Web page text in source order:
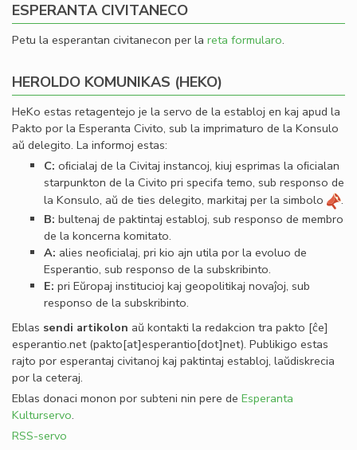
ESPERANTA CIVITANECO
Petu la esperantan civitanecon per la reta formularo.
HEROLDO KOMUNIKAS (HEKO)
HeKo estas retagentejo je la servo de la establoj en kaj apud la
Pakto por la Esperanta Civito, sub la imprimaturo de la Konsulo
aŭ delegito. La informoj estas:
C: oﬁcialaj de la Civitaj instancoj, kiuj esprimas la oﬁcialan
starpunkton de la Civito pri specifa temo, sub responso de
la Konsulo, aŭ de ties delegito, markitaj per la simbolo
.
B: bultenaj de paktintaj establoj, sub responso de membro
de la koncerna komitato.
A: alies neoﬁcialaj, pri kio ajn utila por la evoluo de
Esperantio, sub responso de la subskribinto.
E: pri Eŭropaj institucioj kaj geopolitikaj novaĵoj, sub
responso de la subskribinto.
Eblas sendi artikolon aŭ kontakti la redakcion tra pakto [ĉe]
esperantio.net(pakto[at]esperantio[dot]net). Publikigo estas
rajto por esperantaj civitanoj kaj paktintaj establoj, laŭdiskrecia
por la ceteraj.
Eblas donaci monon por subteni nin pere de Esperanta
Kulturservo.
RSS-servo